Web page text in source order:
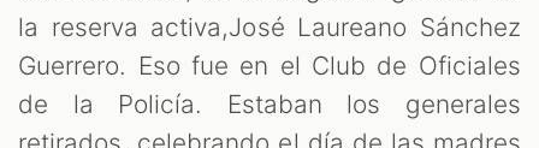
la reserva activa,José Laureano Sánchez
Guerrero. Eso fue en el Club de Oficiales
de la Policía. Estaban los generales